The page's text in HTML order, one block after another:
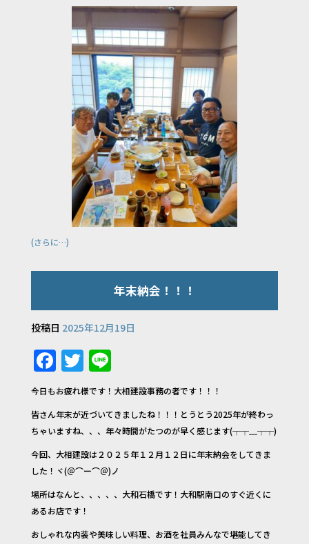
(さらに…)
年末納会！！！
投稿日 2025年12月19日
F
a
c
e
b
o
o
k
T
w
it
te
r
Li
n
e
今日もお疲れ様です！大相建設事務の者です！！！
皆さん年末が近づいてきましたね！！！とうとう2025年が終わっ
ちゃいますね、、、年々時間がたつのが早く感じます(┬┬﹏┬┬)
今回、大相建設は２０２５年１２月１２日に年末納会をしてきま
した！ヾ(＠⌒ー⌒＠)ノ
場所はなんと、、、、、大和石橋です！大和駅南口のすぐ近くに
あるお店です！
おしゃれな内装や美味しい料理、お酒を社員みんなで堪能してき